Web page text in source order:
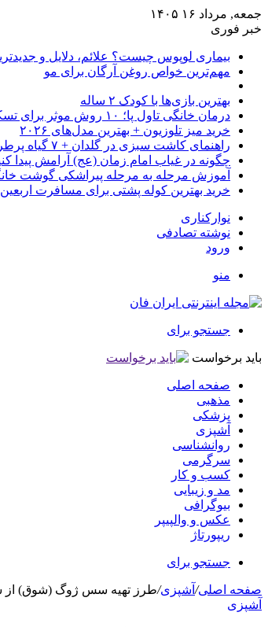
جمعه, مرداد ۱۶ ۱۴۰۵
خبر فوری
بیماری لوپوس چیست؟ علائم، دلایل و
مهم‌ترین خواص روغن آرگان برای مو
بهترین بازی‌ها با کودک ۲ ساله
درمان خانگی تاول پا؛ ۱۰ روش موثر برای تسکین درد و بهبود سریع
خرید میز تلوزیون + بهترین مدل‌های ۲۰۲۶
راهنمای کاشت سبزی در گلدان + ۷ گیاه پرطرفدار
چگونه در غیاب امام زمان (عج) آرامش پیدا
آموزش مرحله به مرحله پیراشکی گوشت
خرید بهترین کوله پشتی برای مسافرت اربعین
نوارکناری
نوشته تصادفی
ورود
منو
جستجو برای
باید برخواست
صفحه اصلی
مذهبی
پزشکی
آشپزی
روانشناسی
سرگرمی
کسب و کار
مد و زیبایی
بیوگرافی
عکس و والپیپر
ریپورتاژ
جستجو برای
صفحه اصلی/ آشپزی/طرز تهیه سس ژوگ (شوق) از
آشپزی